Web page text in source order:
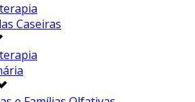
Caseiras